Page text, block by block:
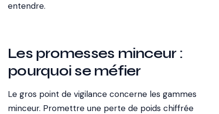
entendre.
Les promesses minceur :
pourquoi se méfier
Le gros point de vigilance concerne les gammes
minceur. Promettre une perte de poids chiffrée